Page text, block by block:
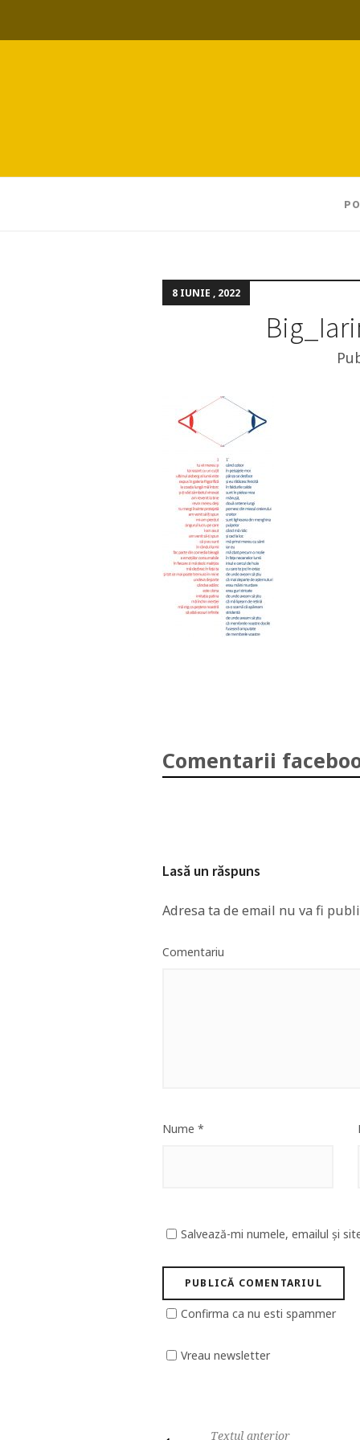
8 IUNIE , 2022
Comentarii
Lasă un răspuns
Adresa ta de email nu va fi
Comentariu
Nume *
Salvează-mi numele, emailul și
Confirma ca nu esti spammer
Vreau newsletter
Textul anterior